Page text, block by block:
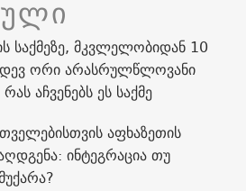
საქმეზე, მკვლელობიდან 10
ორი არასრულწლოვანი
აჩვენებს ეს საქმე
აფხაზეთის
ინტეგრაცია თუ